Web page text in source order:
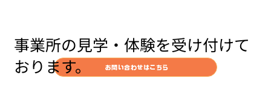
お問い合わせはこちら
事業所の見学・体験を受け付けて
おります。